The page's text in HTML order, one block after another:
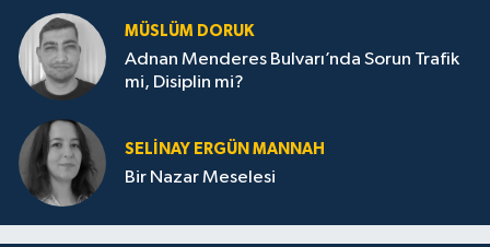
MÜSLÜM DORUK
Adnan Menderes Bulvarı’nda Sorun Trafik
mi, Disiplin mi?
SELINAY ERGÜN MANNAH
Bir Nazar Meselesi